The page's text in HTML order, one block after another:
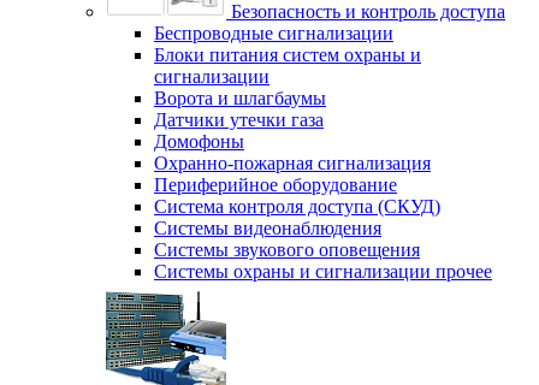
Безопасность и контроль доступа
Беспроводные сигнализации
Блоки питания систем охраны и
сигнализации
Ворота и шлагбаумы
Датчики утечки газа
Домофоны
Охранно-пожарная сигнализация
Периферийное оборудование
Система контроля доступа (СКУД)
Системы видеонаблюдения
Системы звукового оповещения
Системы охраны и сигнализации прочее